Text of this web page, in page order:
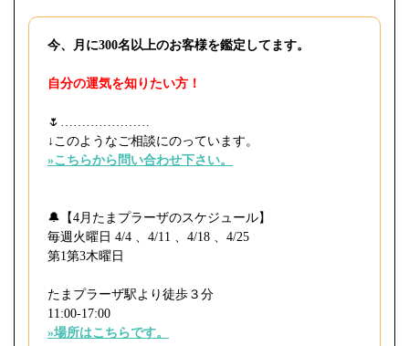
今、月に300名以上のお客様を鑑定してます。
自分の運気を知りたい方！
🌷⁡…………………
↓このようなご相談にのっています。
»こちらから問い合わせ下さい。
🔔【4月たまプラーザのスケジュール】
毎週火曜日 4/4 、4/11 、4/18 、4/25
第1第3木曜日
たまプラーザ駅より徒歩３分
11:00-17:00
»場所はこちらです。